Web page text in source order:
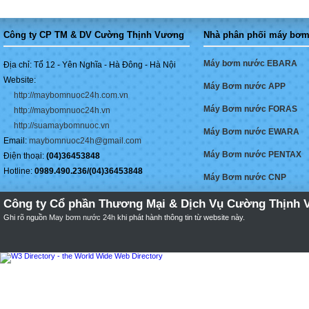
Công ty CP TM & DV Cường Thịnh Vương
Địa chỉ: Tổ 12 - Yên Nghĩa - Hà Đông - Hà Nội
Website:
http://maybomnuoc24h.com.vn
http://maybomnuoc24h.vn
http://suamaybomnuoc.vn
Email: maybomnuoc24h@gmail.com
Điện thoại: (04)36453848
Hotline: 0989.490.236/(04)36453848
Nhà phân phối máy
Máy bơm nước EBARA
Máy Bơm nước APP
Máy Bơm nước FORAS
Máy Bơm nước EWARA
Máy Bơm nước PENTAX
Máy Bơm nước CNP
Công ty Cổ phần Thương Mại & Dịch Vụ Cường Thịnh
Ghi rõ nguồn May bơm nước 24h khi phát hành thông tin từ website này.